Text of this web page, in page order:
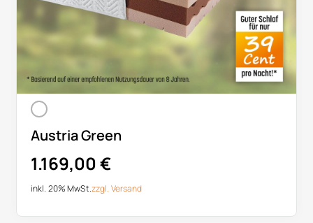
Austria Green
1.169,00€
inkl. 20% MwSt.zzgl. Versand